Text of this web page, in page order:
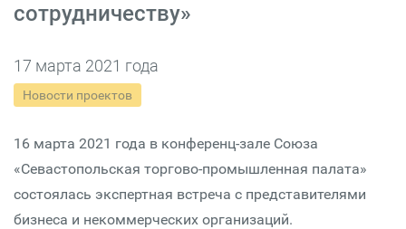
сотрудничеству»
17 марта 2021 года
Новости проектов
16 марта 2021 года в конференц-зале Союза
«Севастопольская торгово-промышленная палата»
состоялась экспертная встреча с представителями
бизнеса и некоммерческих организаций.